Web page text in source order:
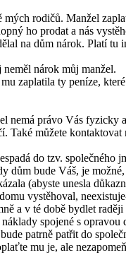
rodičů. Manžel
ho prodat a nás
na dům nárok. Platí
neměl nárok můj manžel.
zaplatila ty peníze,
nemá právo Vás
Také můžete
do tzv. společného
dům bude Váš, je
(abyste unesla
vystěhoval,
a v té době bydlet
spojené s
patrně patřit do
mu je, ale